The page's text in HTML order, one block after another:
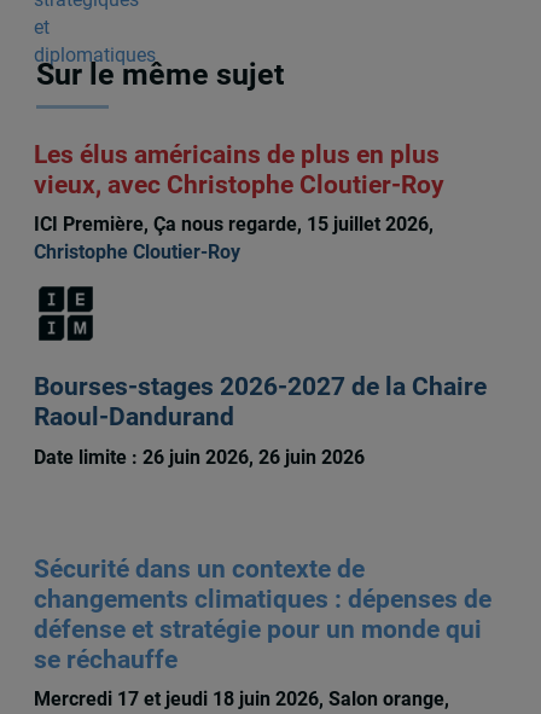
Sur le même sujet
Les élus américains de plus en plus
vieux, avec Christophe Cloutier-Roy
ICI Première, Ça nous regarde, 15 juillet 2026,
Christophe Cloutier-Roy
Bourses-stages 2026-2027 de la Chaire
Raoul-Dandurand
Date limite : 26 juin 2026, 26 juin 2026
Sécurité dans un contexte de
changements climatiques : dépenses de
défense et stratégie pour un monde qui
se réchauffe
Mercredi 17 et jeudi 18 juin 2026, Salon orange,